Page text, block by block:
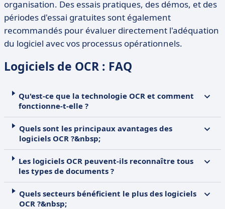
organisation. Des essais pratiques, des démos, et des
périodes d'essai gratuites sont également
recommandés pour évaluer directement l'adéquation
du logiciel avec vos processus opérationnels.
Logiciels de OCR : FAQ
Qu'est-ce que la technologie OCR et comment
fonctionne-t-elle ?
Quels sont les principaux avantages des
logiciels OCR ?&nbsp;
Les logiciels OCR peuvent-ils reconnaître tous
les types de documents ?
Quels secteurs bénéficient le plus des logiciels
OCR ?&nbsp;